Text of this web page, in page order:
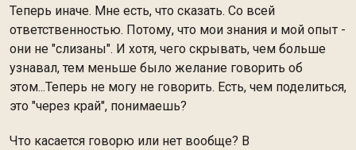
Теперь иначе. Мне есть, что сказать. Со всей
ответственностью. Потому, что мои знания и мой опыт -
они не "слизаны". И хотя, чего скрывать, чем больше
узнавал, тем меньше было желание говорить об
этом...Теперь не могу не говорить. Есть, чем поделиться,
это "через край", понимаешь?
Что касается говорю или нет вообще? В